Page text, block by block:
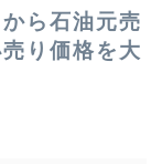
ら石油元売
り価格を大